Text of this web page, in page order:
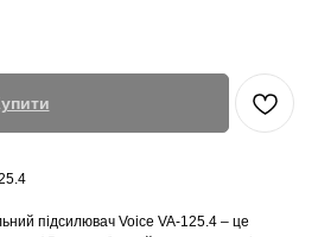
підсилювач Voice VA-125.4 – це